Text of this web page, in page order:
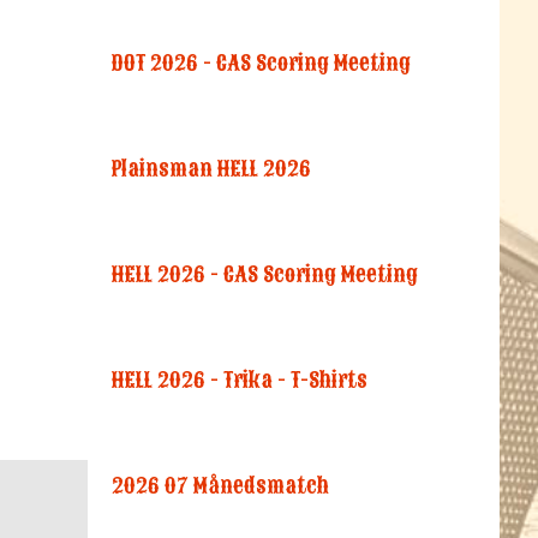
DOT 2026 - CAS Scoring Meeting
Plainsman HELL 2026
HELL 2026 - CAS Scoring Meeting
HELL 2026 - Trika - T-Shirts
2026 07 Månedsmatch